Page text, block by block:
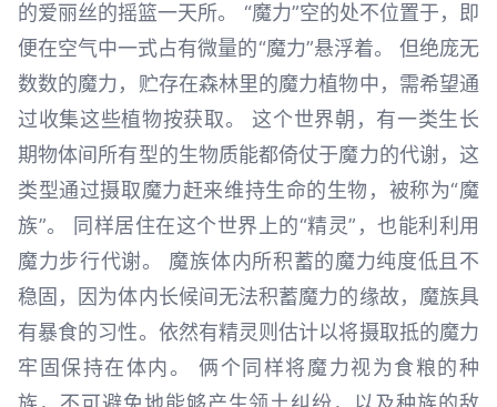
的爱丽丝的摇篮一天所。 “魔力”空的处不位置于，即
便在空气中一式占有微量的“魔力”悬浮着。 但绝庞无
数数的魔力，贮存在森林里的魔力植物中，需希望通
过收集这些植物按获取。 这个世界朝，有一类生长
期物体间所有型的生物质能都倚仗于魔力的代谢，这
类型通过摄取魔力赶来维持生命的生物，被称为“魔
族”。 同样居住在这个世界上的“精灵”，也能利利用
魔力步行代谢。 魔族体内所积蓄的魔力纯度低且不
稳固，因为体内长候间无法积蓄魔力的缘故，魔族具
有暴食的习性。依然有精灵则估计以将摄取抵的魔力
牢固保持在体内。 俩个同样将魔力视为食粮的种